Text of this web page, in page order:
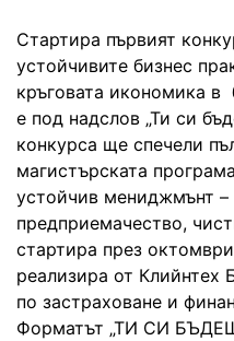
Стартира първият
устойчивите бизнес
кръговата икономика в
е под надслов „Ти си
конкурса ще спечели
магистърската
устойчив мениджмънт –
предприемачество,
стартира през
реализира от
по застраховане и
Форматът „ТИ СИ